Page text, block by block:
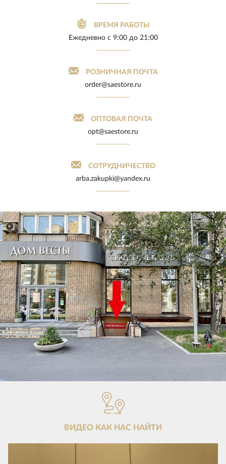
ВРЕМЯ РАБОТЫ
Ежедневнос 9:00 до 21:00
РОЗНИЧНАЯ ПОЧТА
order@saestore.ru
ОПТОВАЯ ПОЧТА
opt@saestore.ru
СОТРУДНИЧЕСТВО
arba.zakupki@yandex.ru
ВИДЕО КАК НАС НАЙТИ